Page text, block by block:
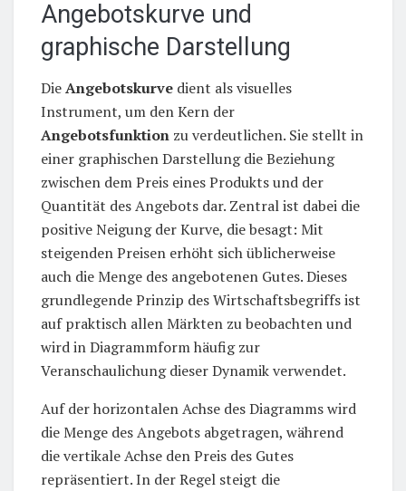
Angebotskurve und
graphische Darstellung
DieAngebotskurve dient als visuelles
Instrument, um den Kern der
Angebotsfunktion zu verdeutlichen. Sie stellt in
einer graphischen Darstellung die Beziehung
zwischen dem Preis eines Produkts und der
Quantität des Angebots dar. Zentral ist dabei die
positive Neigung der Kurve, die besagt: Mit
steigenden Preisen erhöht sich üblicherweise
auch die Menge des angebotenen Gutes. Dieses
grundlegende Prinzip des Wirtschaftsbegriffs ist
auf praktisch allen Märkten zu beobachten und
wird in Diagrammform häufig zur
Veranschaulichung dieser Dynamik verwendet.
Auf der horizontalen Achse des Diagramms wird
die Menge des Angebots abgetragen, während
die vertikale Achse den Preis des Gutes
repräsentiert. In der Regel steigt die